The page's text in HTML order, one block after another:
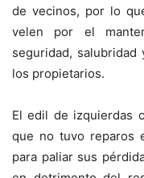
de vecinos, por lo
velen por el
seguridad,
los propietarios.
El edil de izquierdas
que no tuvo reparos
para paliar sus